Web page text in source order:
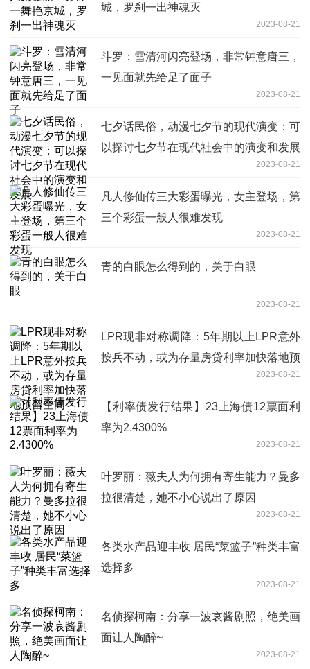
城，罗刹一出神魂灭
2023-08-21
斗罗：雪清河闪亮登场，非常钟意唐三，
一见面就先给足了面子
2023-08-21
七夕话民俗，动漫七夕节的现代演变：可
以探讨七夕节在现代社会中的演变和发展
2023-08-21
凡人修仙传三大彩蛋曝光，女主登场，第
三个彩蛋一般人很难发现
2023-08-21
青的白眼怎么得到的，关于白眼
2023-08-21
LPR现非对称调降：5年期以上LPR意外
按兵不动，或为存量房贷利率加快落地预
2023-08-21
【利率债发行结果】23上海债12票面利
率为2.4300%
2023-08-21
叶罗丽：薇夫人为何拥有寄生能力？曼多
拉很清楚，她不小心说出了原因
2023-08-21
各类水产品迎丰收 居民“菜篮子”种类丰富
选择多
2023-08-21
名侦探柯南：分享一波哀酱剧照，绝美画
面让人陶醉~
2023-08-21